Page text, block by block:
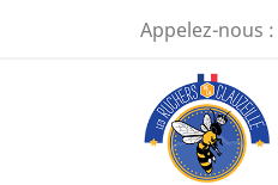
Appelez-nous :